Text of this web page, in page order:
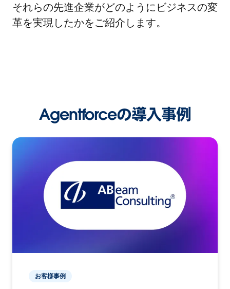
それらの先進企業がどのようにビジネスの変
革を実現したかをご紹介します。
Agentforceの導入事例
お客様事例